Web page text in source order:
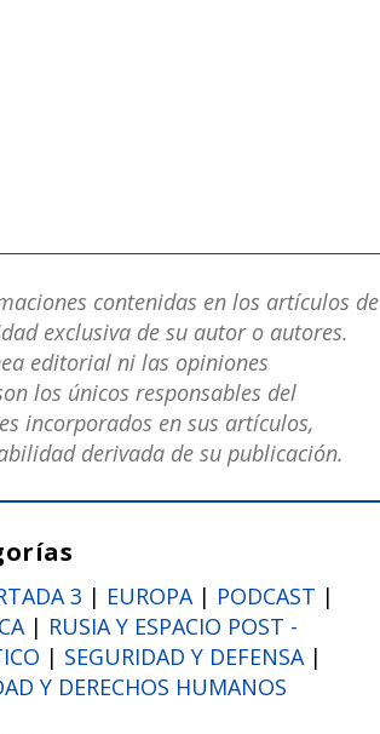
contenidas en los artículos de
exclusiva de su autor o autores.
editorial ni las opiniones
los únicos responsables del
incorporados en sus artículos,
derivada de su publicación.
3 | EUROPA| PODCAST |
| RUSIA Y ESPACIO POST -
| SEGURIDAD Y DEFENSA|
Y DERECHOS HUMANOS